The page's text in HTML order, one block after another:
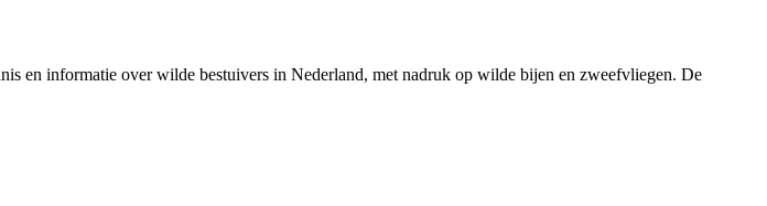
en informatie over wilde bestuivers in Nederland, met nadruk op wilde bijen en zweefvliegen. De